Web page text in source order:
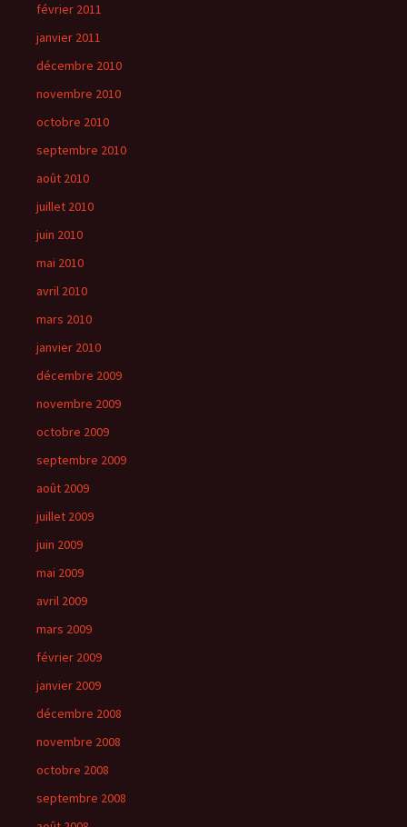
février 2011
janvier 2011
décembre 2010
novembre 2010
octobre 2010
septembre 2010
août 2010
juillet 2010
juin 2010
mai 2010
avril 2010
mars 2010
janvier 2010
décembre 2009
novembre 2009
octobre 2009
septembre 2009
août 2009
juillet 2009
juin 2009
mai 2009
avril 2009
mars 2009
février 2009
janvier 2009
décembre 2008
novembre 2008
octobre 2008
septembre 2008